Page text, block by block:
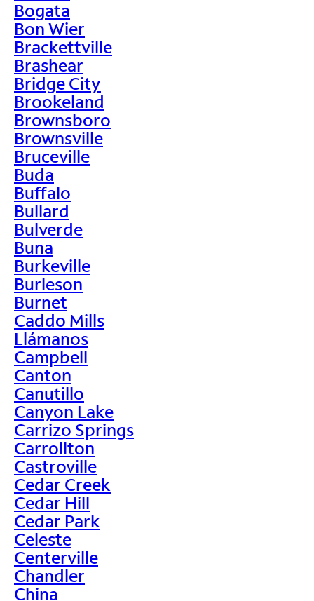
Bogata
Bon Wier
Brackettville
Brashear
Bridge City
Brookeland
Brownsboro
Brownsville
Bruceville
Buda
Buffalo
Bullard
Bulverde
Buna
Burkeville
Burleson
Burnet
Caddo Mills
Llámanos
Campbell
Canton
Canutillo
Canyon Lake
Carrizo Springs
Carrollton
Castroville
Cedar Creek
Cedar Hill
Cedar Park
Celeste
Centerville
Chandler
China